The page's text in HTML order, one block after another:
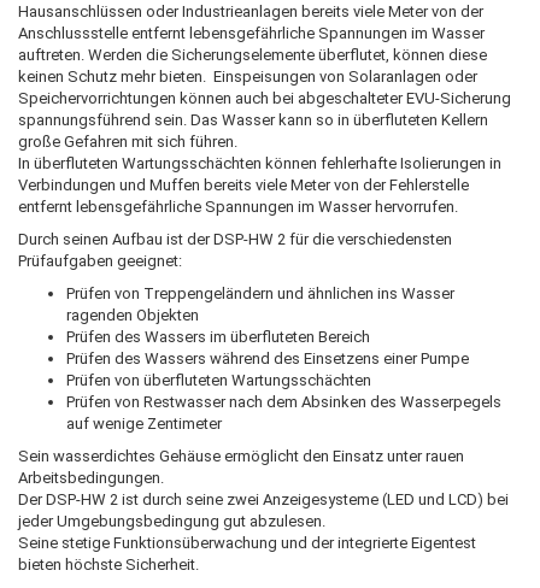
Hausanschlüssen oder Industrieanlagen bereits viele Meter von der
Anschlussstelle entfernt lebensgefährliche Spannungen im Wasser
auftreten. Werden die Sicherungselemente überflutet, können diese
keinen Schutz mehr bieten. Einspeisungen von Solaranlagen oder
Speichervorrichtungen können auch bei abgeschalteter EVU-Sicherung
spannungsführend sein. Das Wasser kann so in überfluteten Kellern
große Gefahren mit sich führen.
In überfluteten Wartungsschächten können fehlerhafte Isolierungen in
Verbindungen und Muffen bereits viele Meter von der Fehlerstelle
entfernt lebensgefährliche Spannungen im Wasser hervorrufen.
Durch seinen Aufbau ist der DSP-HW 2 für die verschiedensten
Prüfaufgaben geeignet:
Prüfen von Treppengeländern und ähnlichen ins Wasser
ragenden Objekten
Prüfen des Wassers im überfluteten Bereich
Prüfen des Wassers während des Einsetzens einer Pumpe
Prüfen von überfluteten Wartungsschächten
Prüfen von Restwasser nach dem Absinken des Wasserpegels
auf wenige Zentimeter
Sein wasserdichtes Gehäuse ermöglicht den Einsatz unter rauen
Arbeitsbedingungen.
Der DSP-HW 2 ist durch seine zwei Anzeigesysteme (LED und LCD) bei
jeder Umgebungsbedingung gut abzulesen.
Seine stetige Funktionsüberwachung und der integrierte Eigentest
bieten höchste Sicherheit.